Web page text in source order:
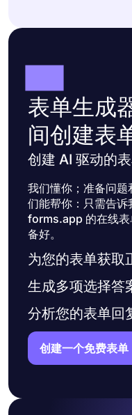
表单生成
间创建表
创建 AI 驱动的
我们懂你；准备问
们能帮你：只需告诉
forms.app 的在线表
备好。
为您的表单获取
生成多项选择答
分析您的表单回
创建一个免费表单